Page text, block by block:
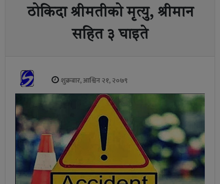
ठोकिदा श्रीमतीको मृत्यु, श्रीमान
सहित ३ घाइते
शुक्रबार, आश्विन २१, २०७९